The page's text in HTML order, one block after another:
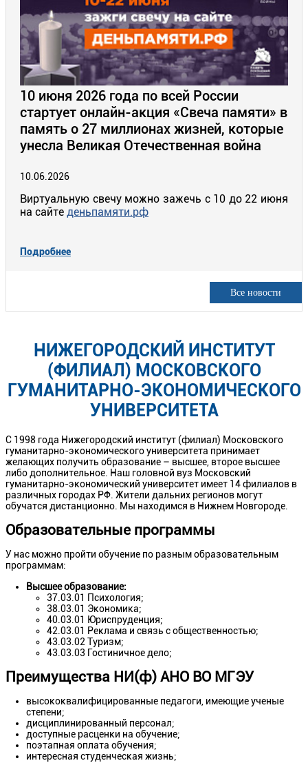
10 июня 2026 года по всей России
стартует онлайн-акция «Свеча памяти» в
память о 27 миллионах жизней, которые
унесла Великая Отечественная война
10.06.2026
Виртуальную свечу можно зажечь с 10 до 22 июня
на сайте деньпамяти.рф
Подробнее
Все новости
НИЖЕГОРОДСКИЙ ИНСТИТУТ
(ФИЛИАЛ) МОСКОВСКОГО
ГУМАНИТАРНО-ЭКОНОМИЧЕСКОГО
УНИВЕРСИТЕТА
С 1998 года Нижегородский институт (филиал) Московского
гуманитарно-экономического университета принимает
желающих получить образование – высшее, второе высшее
либо дополнительное. Наш головной вуз Московский
гуманитарно-экономический университет имеет 14 филиалов в
различных городах РФ. Жители дальних регионов могут
обучатся дистанционно. Мы находимся в Нижнем Новгороде.
Образовательные программы
У нас можно пройти обучение по разным образовательным
программам:
Высшее образование:
37.03.01 Психология;
38.03.01 Экономика;
40.03.01 Юриспруденция;
42.03.01 Реклама и связь с общественностью;
43.03.02 Туризм;
43.03.03 Гостиничное дело;
Преимущества НИ(ф) АНО ВО МГЭУ
высококвалифицированные педагоги, имеющие ученые
степени;
дисциплинированный персонал;
доступные расценки на обучение;
поэтапная оплата обучения;
интересная студенческая жизнь;